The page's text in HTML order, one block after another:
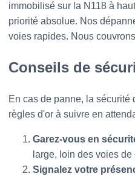
immobilisé sur la N118 à
priorité absolue. Nos
voies rapides. Nous
Conseils de
En cas de panne, la
règles d'or à suivre en
Garez-vous en
large, loin des voies
Signalez votre